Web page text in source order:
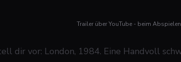
Trailer über YouTube - beim
dir vor: London, 1984. Eine Handvoll